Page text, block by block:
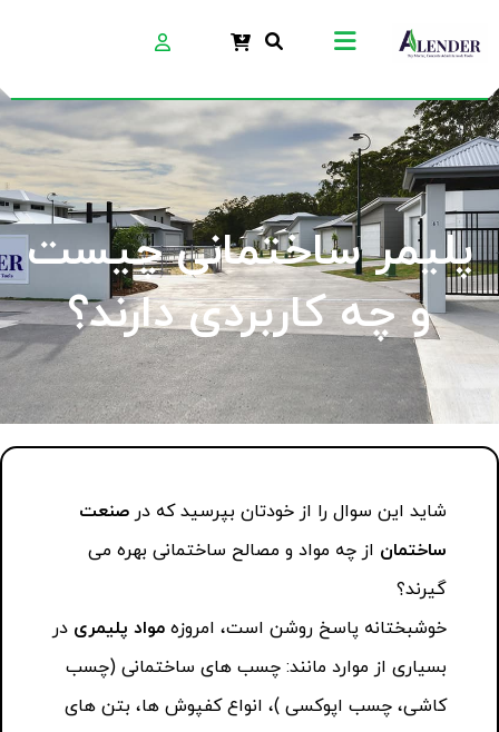
پلیمر ساختمانی چیست
و چه کاربردی دارند؟
شاید این سوال را از خودتان بپرسید که در صنعت
ساختمان از چه مواد و مصالح ساختمانی بهره می
گیرند؟
خوشبختانه پاسخ روشن است، امروزه مواد پلیمری در
بسیاری از موارد مانند: چسب های ساختمانی (چسب
کاشی، چسب اپوکسی )، انواع کفپوش ها، بتن های